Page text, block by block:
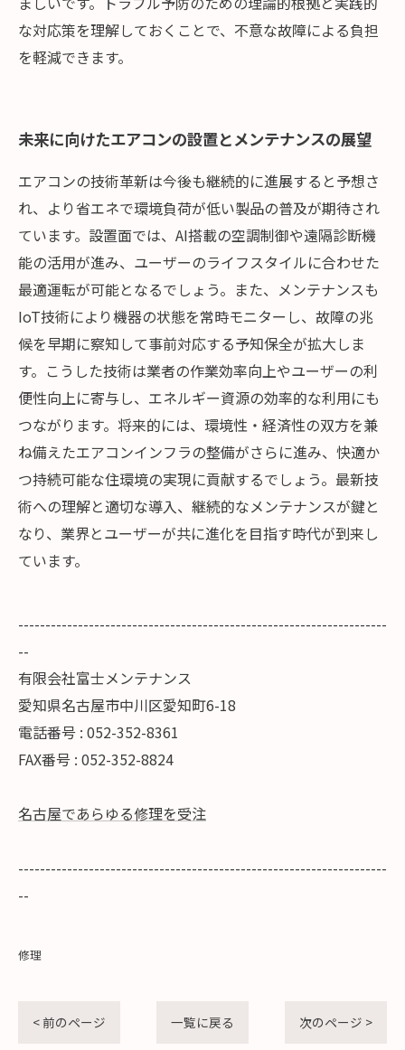
な対応策を理解しておくことで、不意な故障による負担
を軽減できます。
未来に向けたエアコンの設置とメンテナンスの展望
エアコンの技術革新は今後も継続的に進展すると予想さ
れ、より省エネで環境負荷が低い製品の普及が期待され
ています。設置面では、AI搭載の空調制御や遠隔診断機
能の活用が進み、ユーザーのライフスタイルに合わせた
最適運転が可能となるでしょう。また、メンテナンスも
IoT技術により機器の状態を常時モニターし、故障の兆
候を早期に察知して事前対応する予知保全が拡大しま
す。こうした技術は業者の作業効率向上やユーザーの利
便性向上に寄与し、エネルギー資源の効率的な利用にも
つながります。将来的には、環境性・経済性の双方を兼
ね備えたエアコンインフラの整備がさらに進み、快適か
つ持続可能な住環境の実現に貢献するでしょう。最新技
術への理解と適切な導入、継続的なメンテナンスが鍵と
なり、業界とユーザーが共に進化を目指す時代が到来し
ています。
--------------------------------------------------------------------
--
有限会社富士メンテナンス
愛知県名古屋市中川区愛知町6-18
電話番号 : 052-352-8361
FAX番号 : 052-352-8824
名古屋であらゆる修理を受注
--------------------------------------------------------------------
--
修理
< 前のページ 一覧に戻る 次のページ >